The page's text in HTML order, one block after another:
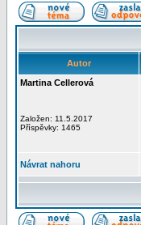
Autor
Martina Cellerová
Založen: 11.5.2017
Příspěvky: 1465
Návrat nahoru